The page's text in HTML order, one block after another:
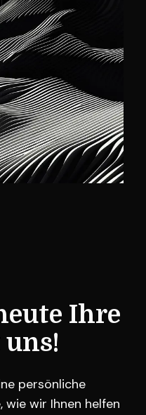
Ihre
persönliche
wie wir Ihnen helfen